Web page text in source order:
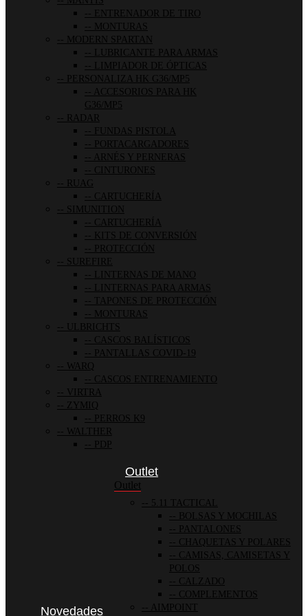
ENTRENADOR DE TIRO
MONTURAS
MODERN SPARTAN
LUBRICANTE PARA ARMAS
LIMPIADOR DE ÓPTICAS
PERSONALIZA HK G36/MP5
ACCESORIOS PARA HK
G36/MP5
RADAR
FUNDAS PISTOLA
PORTACARGADORES
ARNÉS Y PERNERAS
CINTURONES
RUAG
CARTUCHERÍA
SIMUNITION
CARTUCHERÍA
KITS DE CONVERSIÓN
PROTECCIÓN
SUREFIRE
LINTERNAS DE MANO
LINTERNAS PARA ARMAS
TAPONES DE PROTECCIÓN
MONTURAS
ULBRICHTS
CASCOS BALÍSTICOS
PANTALLAS COVID-19
WARQ
CASCOS ENTRENAMIENTO
VIRTRA
ZYMIQ
PERROS K9
WALTHER
PDP
Novedades
Outlet
Outlet
5.11 TACTICAL
BOLSAS Y MOCHILAS
PANTALONES
CHAQUETAS Y POLARES
CAMISAS, CAMISETAS Y
POLOS
CALZADO
COMPLEMENTOS
AIMPOINT